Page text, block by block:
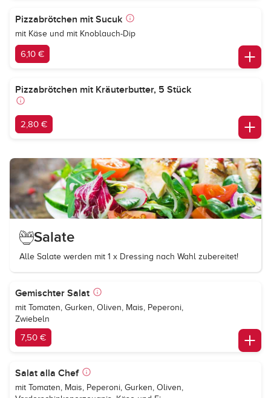
Pizzabrötchen mit Sucuk
mit Käse und mit Knoblauch-Dip
6,10 €
Pizzabrötchen mit Kräuterbutter, 5 Stück
2,80 €
Salate
Alle Salate werden mit 1 x Dressing nach Wahl zubereitet!
Gemischter Salat
mit Tomaten, Gurken, Oliven, Mais, Peperoni,
Zwiebeln
7,50 €
Salat alla Chef
mit Tomaten, Mais, Peperoni, Gurken, Oliven,